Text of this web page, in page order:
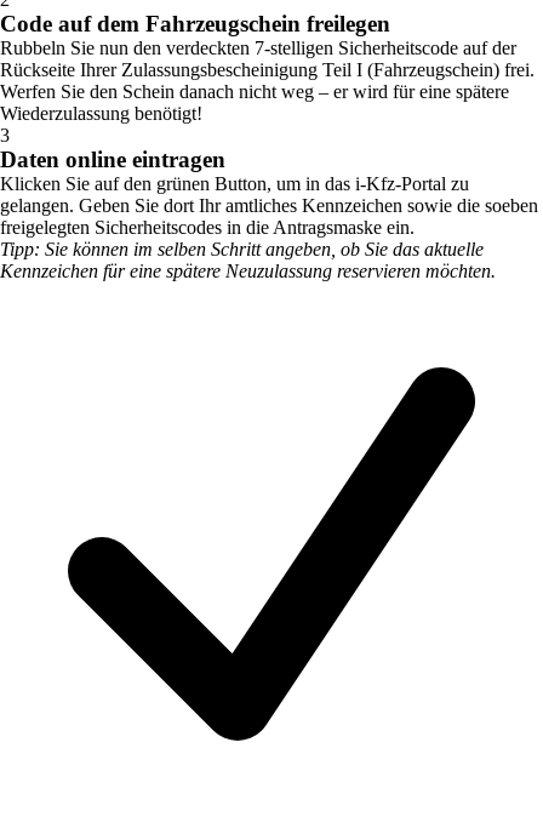
Code auf dem Fahrzeugschein freilegen
Rubbeln Sie nun den verdeckten 7-stelligen Sicherheitscode auf der
Rückseite Ihrer Zulassungsbescheinigung Teil I (Fahrzeugschein) frei.
Werfen Sie den Schein danach nicht weg – er wird für eine spätere
Wiederzulassung benötigt!
3
Daten online eintragen
Klicken Sie auf den grünen Button, um in das i-Kfz-Portal zu
gelangen. Geben Sie dort Ihr amtliches Kennzeichen sowie die soeben
freigelegten Sicherheitscodes in die Antragsmaske ein.
Tipp: Sie können im selben Schritt angeben, ob Sie das aktuelle
Kennzeichen für eine spätere Neuzulassung reservieren möchten.